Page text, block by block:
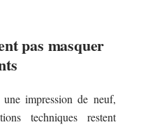
pas masquer
impression de neuf,
techniques restent